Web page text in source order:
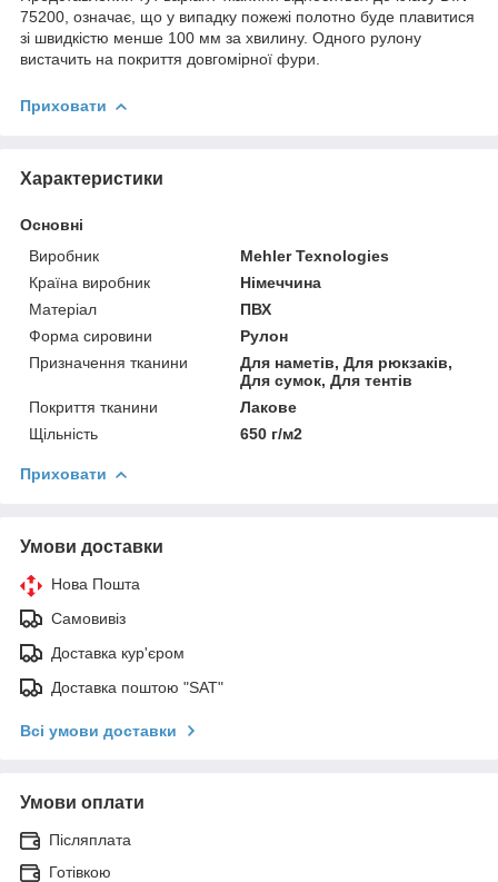
75200, означає, що у випадку пожежі полотно буде плавитися
зі швидкістю менше 100 мм за хвилину. Одного рулону
вистачить на покриття довгомірної фури.
Приховати
Характеристики
Основні
Виробник
Mehler Texnologies
Країна виробник
Німеччина
Матеріал
ПВХ
Форма сировини
Рулон
Призначення тканини
Для наметів, Для рюкзаків,
Для сумок, Для тентів
Покриття тканини
Лакове
Щільність
650 г/м2
Приховати
Умови доставки
Нова Пошта
Самовивіз
Доставка кур'єром
Доставка поштою "SAT"
Всі умови доставки
Умови оплати
Післяплата
Готівкою